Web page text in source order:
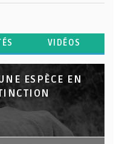
VIDÉOS
ESPÈCE EN